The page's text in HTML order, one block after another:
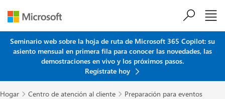
Seminario web sobre la hoja de ruta de Microsoft 365 Copilot: su
asiento mensual en primera fila para conocer las novedades, las
demostraciones en vivo y los próximos pasos.
Regístrate hoy
Hogar  Centro de atención al cliente 
Preparación para eventos